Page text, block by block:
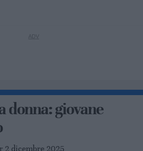
donna: giovane
2 dicembre 2025